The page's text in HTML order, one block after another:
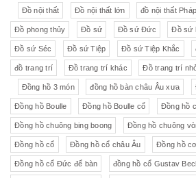
Đồ nội thất Đồ nội thất lớn đồ nội thất Pháp
Đồ phong thủy Đồ sứ Đồ sứ Đức Đồ sứ
Đồ sứ Séc Đồ sứ Tiệp Đồ sứ Tiệp Khắc
đồ trang trí Đồ trang trí khác Đồ trang trí
Đồng hồ 3 món đồng hồ bàn châu Âu xưa
Đồng hồ Boulle Đồng hồ Boulle cổ Đồng hồ
Đồng hồ chuông bing boong Đồng hồ chuông
Đồng hồ cổ Đồng hồ cổ châu Âu Đồng hồ
Đồng hồ cổ Đức để bàn đồng hồ cổ Gustav